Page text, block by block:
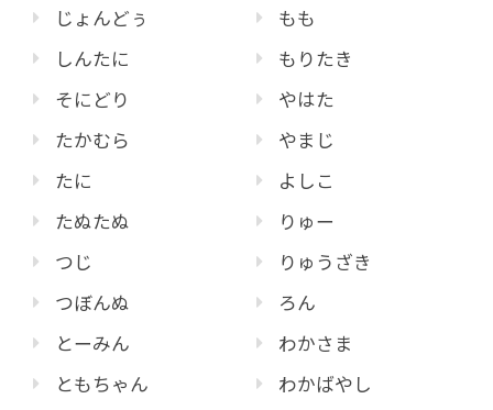
じょんどぅ
しんたに
そにどり
たかむら
たに
たぬたぬ
つじ
つぼんぬ
とーみん
ともちゃん
もも
もりたき
やはた
やまじ
よしこ
りゅー
りゅうざき
ろん
わかさま
わかばやし